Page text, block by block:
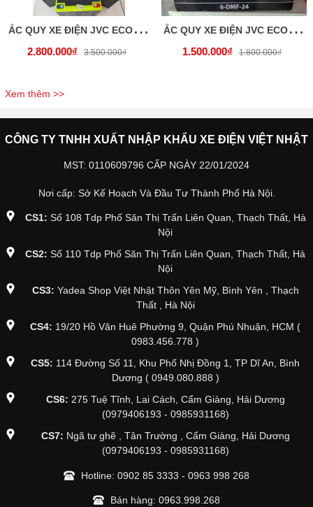
Ắ
C QUY XE ĐIỆN JVC ECO BH 18 THÁNG
2.800.000₫ 3.500.000₫
Ắ
C QUY XE ĐIỆN JVC ECO 12.5A
1.500.000₫ 1.800.000₫
Xem thêm >>
CÔNG TY TNHH XUẤT NHẬP KHẨU XE ĐIỆN VIỆT NHẬT
MST: 0110609796 CẤP NGÀY 22/01/2024
Nơi cấp: Sở Kế Hoạch Và Đầu Tư Thành Phố Hà Nội.
CS1: Số 108 Tdp Phố Săn Thị Trấn Liên Quan, Thạch Thất, Hà
Nội
CS2: Số 110 Tdp Phố Săn Thị Trấn Liên Quan, Thạch Thất, Hà
Nội
CS3: Yadea Shop Việt Nhật Thôn Yên Mỹ, Bình Yên , Thạch
Thất , Hà Nội
CS4: 19/20 Hồ Văn Huê Phường 9, Quận Phú Nhuận, HCM (
0983.456.778 )
CS5: 114 Đường Số 11, Khu Phố Nhị Đồng 1, TP Dĩ An, Bình
Dương ( 0949.080.888 )
CS6: 275 Tuệ Tĩnh, Lai Cách, Cẩm Giàng, Hải Dương
(0979406193 - 0985931168)
CS7: Ngã tư ghẽ , Tân Trường , Cẩm Giàng, Hải Dương
(0979406193 - 0985931168)
Hotline: 0902 85 3333 - 0963 998 268
Bán hàng: 0963.998.268